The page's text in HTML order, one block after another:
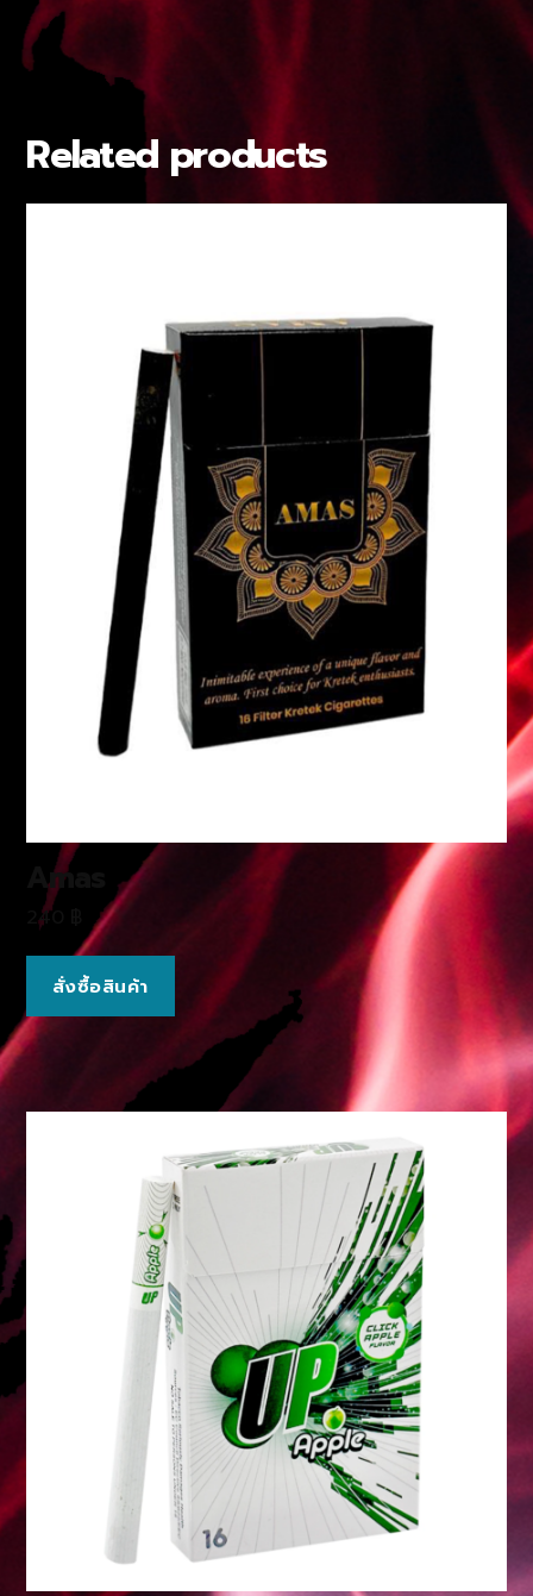
Related products
Amas
240
สั่งซื้อสินค้า